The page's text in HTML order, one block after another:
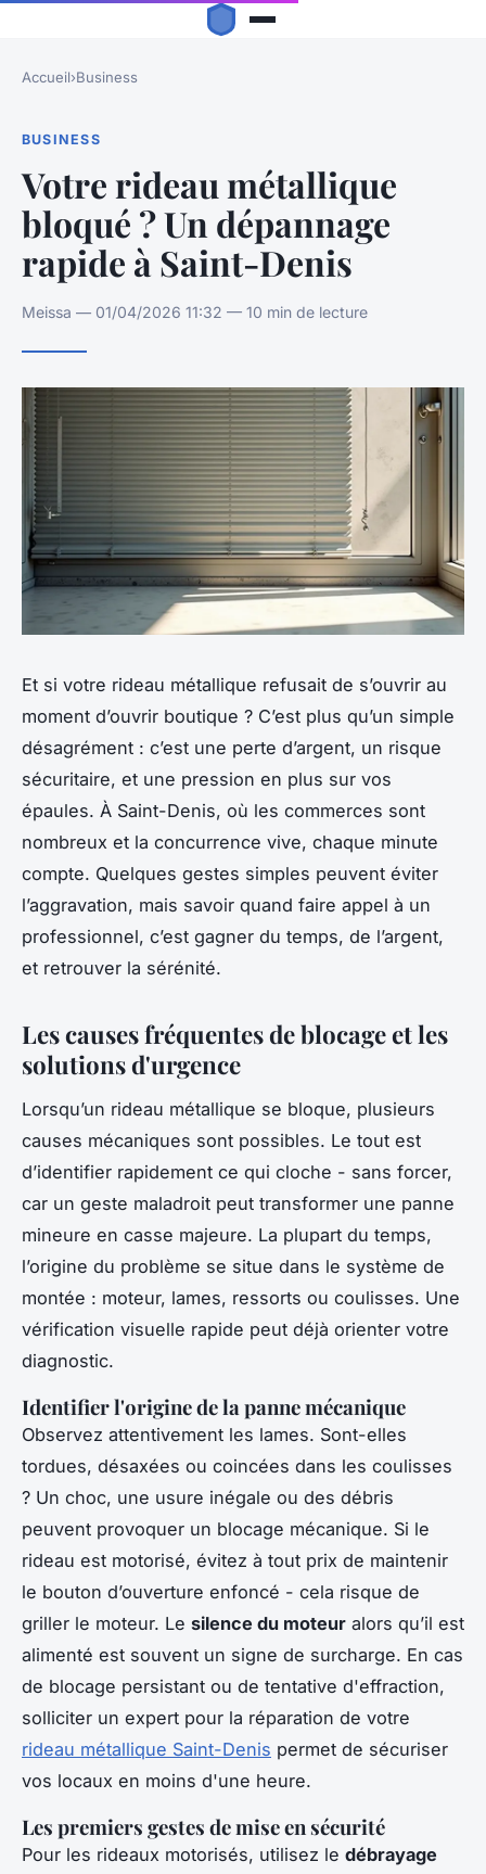
Accueil›Business
BUSINESS
Votre rideau métallique
bloqué ? Un dépannage
rapide à Saint-Denis
Meissa — 01/04/2026 11:32 — 10 min de lecture
Et si votre rideau métallique refusait de s’ouvrir au
moment d’ouvrir boutique ? C’est plus qu’un simple
désagrément : c’est une perte d’argent, un risque
sécuritaire, et une pression en plus sur vos
épaules. À Saint-Denis, où les commerces sont
nombreux et la concurrence vive, chaque minute
compte. Quelques gestes simples peuvent éviter
l’aggravation, mais savoir quand faire appel à un
professionnel, c’est gagner du temps, de l’argent,
et retrouver la sérénité.
Les causes fréquentes de blocage et les
solutions d'urgence
Lorsqu’un rideau métallique se bloque, plusieurs
causes mécaniques sont possibles. Le tout est
d’identifier rapidement ce qui cloche - sans forcer,
car un geste maladroit peut transformer une panne
mineure en casse majeure. La plupart du temps,
l’origine du problème se situe dans le système de
montée : moteur, lames, ressorts ou coulisses. Une
vérification visuelle rapide peut déjà orienter votre
diagnostic.
Identifier l'origine de la panne mécanique
Observez attentivement les lames. Sont-elles
tordues, désaxées ou coincées dans les coulisses
? Un choc, une usure inégale ou des débris
peuvent provoquer un blocage mécanique. Si le
rideau est motorisé, évitez à tout prix de maintenir
le bouton d’ouverture enfoncé - cela risque de
griller le moteur. Le silence du moteur alors qu’il est
alimenté est souvent un signe de surcharge. En cas
de blocage persistant ou de tentative d'effraction,
solliciter un expert pour la réparation de votre
rideau métallique Saint-Denis permet de sécuriser
vos locaux en moins d'une heure.
Les premiers gestes de mise en sécurité
Pour les rideaux motorisés, utilisez le débrayage